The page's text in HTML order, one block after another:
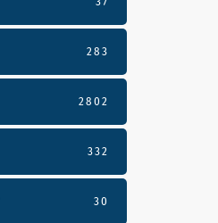
283
2802
332
30